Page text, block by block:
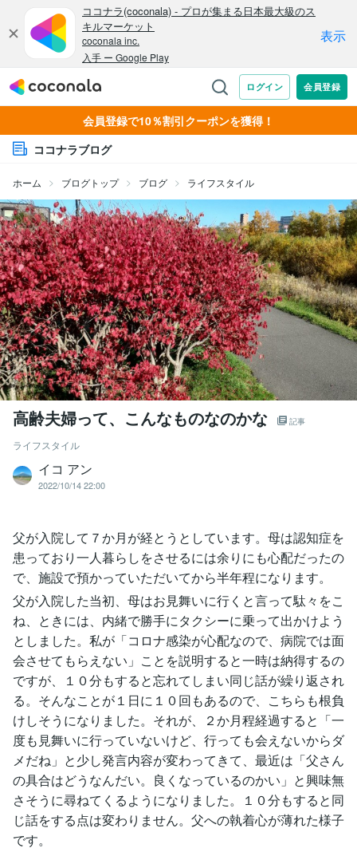
会員登録で10％割引クーポンを獲得！
ココナラブログ
ホーム ブログトップ ブログ ライフスタイル
高齢夫婦って、こんなものなのかな 記事
ライフスタイル
イコ アン
2022/10/14 22:00
父が入院して７か月が経とうとしています。母は認知症を
患っており一人暮らしをさせるには余りにも心配だったの
で、施設で預かっていただいてから半年程になります。
父が入院した当初、母はお見舞いに行くと言って駄々をこ
ね、ときには、内緒で勝手にタクシーに乗って出かけよう
としました。私が「コロナ感染が心配なので、病院では面
会させてもらえない」ことを説明すると一時は納得するの
ですが、１０分もすると忘れてしまい同じ話が繰り返され
る。そんなことが１日に１０回もあるので、こちらも根負
けしそうになりました。それが、２か月程経過すると「一
度も見舞いに行っていないけど、行っても会えないからダ
メだね」と少し発言内容が変わってきて、最近は「父さん
の具合はどうなんだい。良くなっているのかい」と興味無
さそうに尋ねてくるようになりました。１０分もすると同
じ話をする点は変わりません。父への執着心が薄れた様子
です。